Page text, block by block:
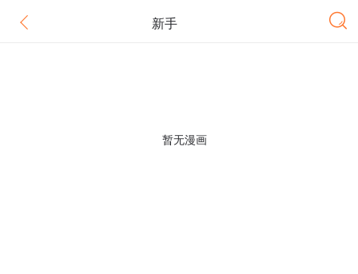
新手
暂无漫画